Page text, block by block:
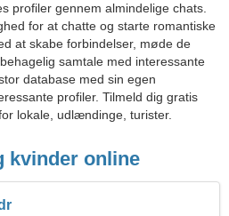
profiler gennem almindelige chats.
for at chatte og starte romantiske
at skabe forbindelser, møde de
samtale med interessante
database med sin egen
profiler. Tilmeld dig gratis
lokale, udlændinge, turister.
kvinder online